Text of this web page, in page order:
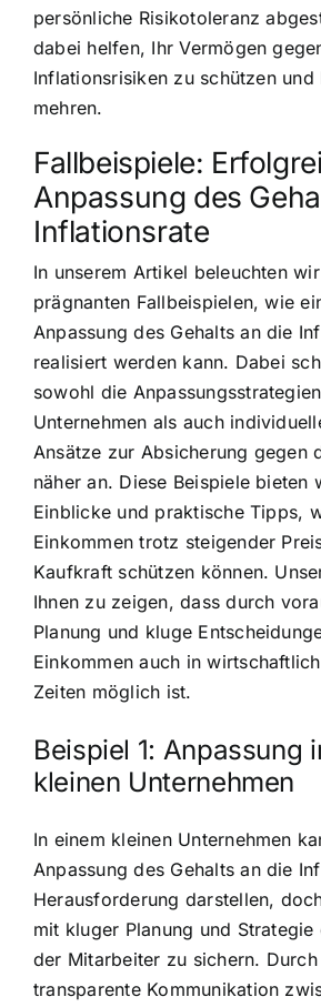
persönliche Risikotoleranz
dabei helfen, Ihr Vermögen
Inflationsrisiken zu schützen
mehren.
Fallbeispiele:
Anpassung des
Inflationsrate
In unserem Artikel beleuchten
prägnanten Fallbeispielen, wie
Anpassung des Gehalts an die
realisiert werden kann. Dabei
sowohl die
Unternehmen als auch
Ansätze zur Absicherung gegen
näher an. Diese Beispiele bieten
Einblicke und praktische Tipps,
Einkommen trotz steigender
Kaufkraft schützen können.
Ihnen zu zeigen, dass durch
Planung und kluge
Einkommen auch in
Zeiten möglich ist.
Beispiel 1: Anpassung
kleinen Unternehmen
In einem kleinen Unternehmen
Anpassung des Gehalts an die
Herausforderung darstellen,
mit kluger Planung und Strategie
der Mitarbeiter zu sichern. Durch
transparente Kommunikation